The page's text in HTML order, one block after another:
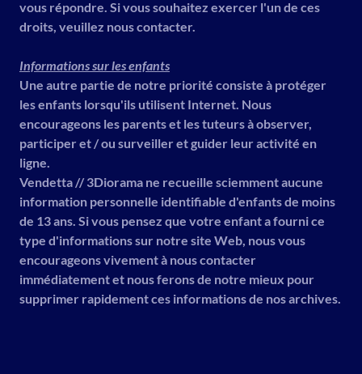
vous répondre. Si vous souhaitez exercer l'un de ces
droits, veuillez nous contacter.
Informations sur les enfants
Une autre partie de notre priorité consiste à protéger
les enfants lorsqu'ils utilisent Internet. Nous
encourageons les parents et les tuteurs à observer,
participer et / ou surveiller et guider leur activité en
ligne.
Vendetta // 3Diorama ne recueille sciemment aucune
information personnelle identifiable d'enfants de moins
de 13 ans. Si vous pensez que votre enfant a fourni ce
type d'informations sur notre site Web, nous vous
encourageons vivement à nous contacter
immédiatement et nous ferons de notre mieux pour
supprimer rapidement ces informations de nos archives.